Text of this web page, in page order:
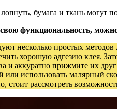
бумага и ткань могут
функциональность,
несколько простых
хорошую адгезию клея.
и аккуратно прижмите их
или использовать малярный
стоит рассмотреть